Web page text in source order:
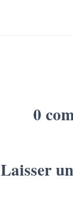
0
Laisser